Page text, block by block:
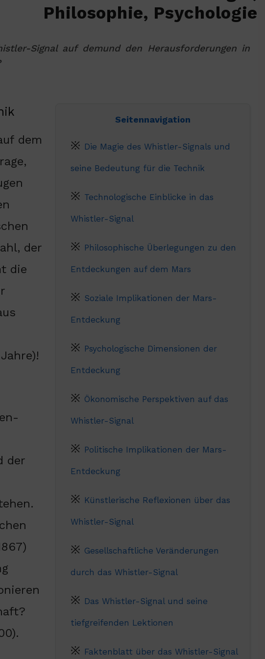
Philosophie, Psychologie
Signal auf demund den Herausforderungen in
Seitennavigation
Die Magie des Whistler-Signals und
seine Bedeutung für die Technik
Technologische Einblicke in das
Whistler-Signal
Philosophische Überlegungen zu den
Entdeckungen auf dem Mars
Soziale Implikationen der Mars-
Entdeckung
Psychologische Dimensionen der
Entdeckung
Ökonomische Perspektiven auf das
Whistler-Signal
Politische Implikationen der Mars-
Entdeckung
Künstlerische Reflexionen über das
Whistler-Signal
Gesellschaftliche Veränderungen
durch das Whistler-Signal
Das Whistler-Signal und seine
tiefgreifenden Lektionen
Faktenblatt über das Whistler-Signal
dem
der
die
der